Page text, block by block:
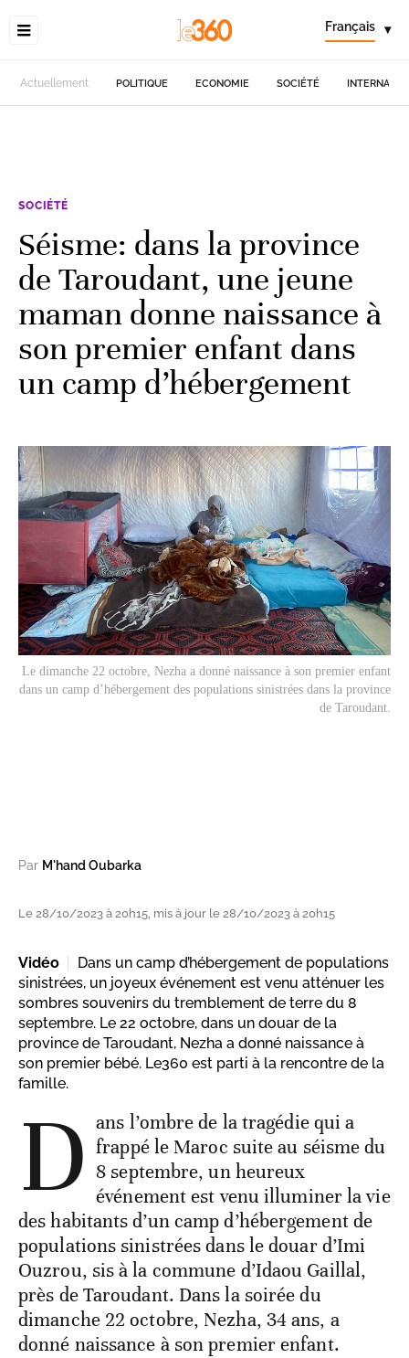
Français ▾
Actuellement POLITIQUE ECONOMIE SOCIÉTÉ
SOCIÉTÉ
Séisme: dans la province
de Taroudant, une jeune
maman donne naissance à
son premier enfant dans
un camp d’hébergement
Le dimanche 22 octobre, Nezha a donné naissance à son premier enfant
dans un camp d’hébergement des populations sinistrées dans la province
de Taroudant.
Par M'hand Oubarka
Le 28/10/2023 à 20h15, mis à jour le 28/10/2023 à 20h15
Vidéo
Dans un camp d’hébergement de populations
sinistrées, un joyeux événement est venu atténuer les
sombres souvenirs du tremblement de terre du 8
septembre. Le 22 octobre, dans un douar de la
province de Taroudant, Nezha a donné naissance à
son premier bébé. Le360 est parti à la rencontre de la
famille.
D ans l’ombre de la tragédie qui a
frappé le Maroc suite au séisme du
8 septembre, un heureux
événement est venu illuminer la vie
des habitants d’un camp d’hébergement de
populations sinistrées dans le douar d’Imi
Ouzrou, sis à la commune d’Idaou Gaillal,
près de Taroudant. Dans la soirée du
dimanche 22 octobre, Nezha, 34 ans, a
donné naissance à son premier enfant.